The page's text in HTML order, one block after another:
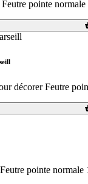
pointe
décorer Feutre
pointe